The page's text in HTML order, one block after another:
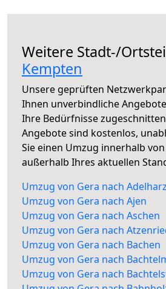
Weitere Stadt-/
Kempten
Unsere geprüften
Ihnen unverbindliche
Ihre Bedürfnisse
Angebote sind kostenlos,
Sie einen Umzug innerhalb
außerhalb Ihres aktuellen
Umzug von Gera nach Adelharz
Umzug von Gera nach Ajen
Umzug von Gera nach Aschen
Umzug von Gera nach
Umzug von Gera nach Bachen
Umzug von Gera nach
Umzug von Gera nach